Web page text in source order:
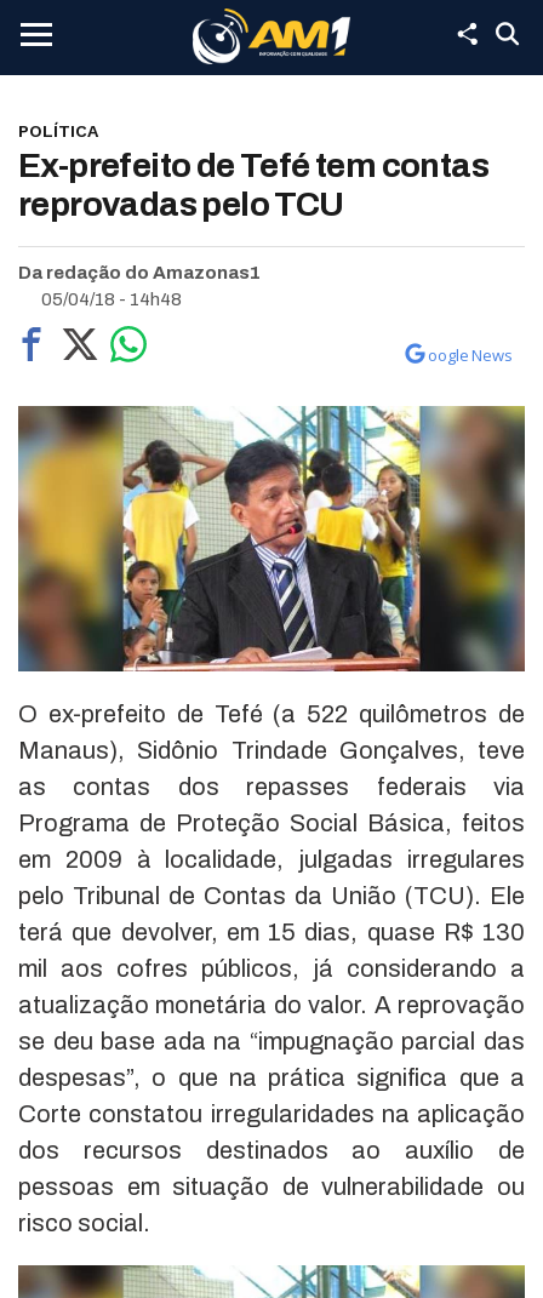
POLÍTICA
Ex-prefeito de Tefé tem contas
reprovadas pelo TCU
Da redação do Amazonas1
05/04/18 - 14h48
oogle News
O ex-prefeito de Tefé (a 522 quilômetros de
Manaus), Sidônio Trindade Gonçalves, teve
as contas dos repasses federais via
Programa de Proteção Social Básica, feitos
em 2009 à localidade, julgadas irregulares
pelo Tribunal de Contas da União (TCU). Ele
terá que devolver, em 15 dias, quase R$ 130
mil aos cofres públicos, já considerando a
atualização monetária do valor. A reprovação
se deu base ada na “impugnação parcial das
despesas”, o que na prática significa que a
Corte constatou irregularidades na aplicação
dos recursos destinados ao auxílio de
pessoas em situação de vulnerabilidade ou
risco social.